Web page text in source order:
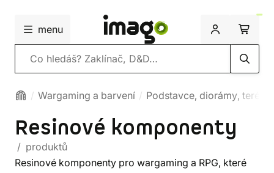
menu
Vyhledávání
Wargaming a barvení Podstavce, diorámy, terény
Resinové komponenty
/ produktů
Resinové komponenty pro wargaming a RPG, které